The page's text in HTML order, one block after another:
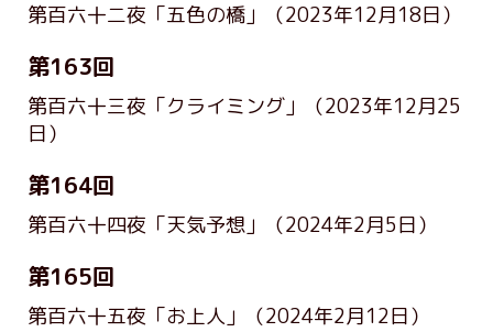
第百六十二夜「五色の橋」 （2023年12月18日）
第163回
第百六十三夜「クライミング」
（2023年12月25
日）
第164回
第百六十四夜「天気予想」 （2024年2月5日）
第165回
第百六十五夜「お上人」 （2024年2月12日）